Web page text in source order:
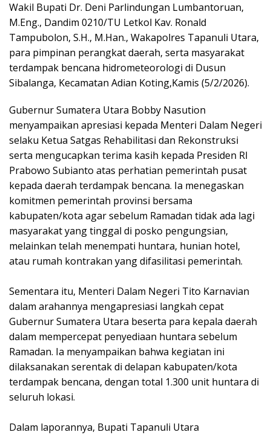
Wakil Bupati Dr. Deni Parlindungan Lumbantoruan,
M.Eng., Dandim 0210/TU Letkol Kav. Ronald
Tampubolon, S.H., M.Han., Wakapolres Tapanuli Utara,
para pimpinan perangkat daerah, serta masyarakat
terdampak bencana hidrometeorologi di Dusun
Sibalanga, Kecamatan Adian Koting,Kamis (5/2/2026).
Gubernur Sumatera Utara Bobby Nasution
menyampaikan apresiasi kepada Menteri Dalam Negeri
selaku Ketua Satgas Rehabilitasi dan Rekonstruksi
serta mengucapkan terima kasih kepada Presiden RI
Prabowo Subianto atas perhatian pemerintah pusat
kepada daerah terdampak bencana. Ia menegaskan
komitmen pemerintah provinsi bersama
kabupaten/kota agar sebelum Ramadan tidak ada lagi
masyarakat yang tinggal di posko pengungsian,
melainkan telah menempati huntara, hunian hotel,
atau rumah kontrakan yang difasilitasi pemerintah.
‎Sementara itu, Menteri Dalam Negeri Tito Karnavian
dalam arahannya mengapresiasi langkah cepat
Gubernur Sumatera Utara beserta para kepala daerah
dalam mempercepat penyediaan huntara sebelum
Ramadan. Ia menyampaikan bahwa kegiatan ini
dilaksanakan serentak di delapan kabupaten/kota
terdampak bencana, dengan total 1.300 unit huntara di
seluruh lokasi.
‎Dalam laporannya, Bupati Tapanuli Utara